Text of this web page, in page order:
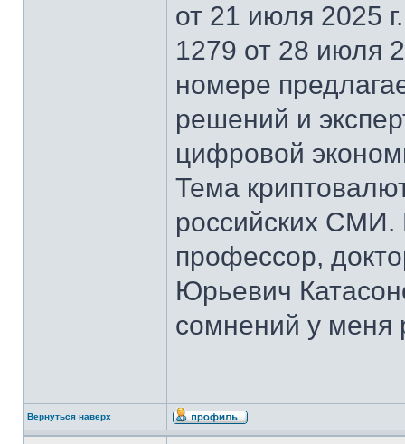
от 21 июля 2025
1279 от 28 июля
номере
решений и
цифровой
Тема
российских СМИ.
профессор,
Юрьевич
сомнений у меня
Вернуться наверх